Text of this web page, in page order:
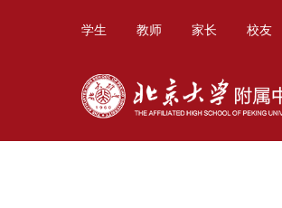
学生 教师 家长 校友